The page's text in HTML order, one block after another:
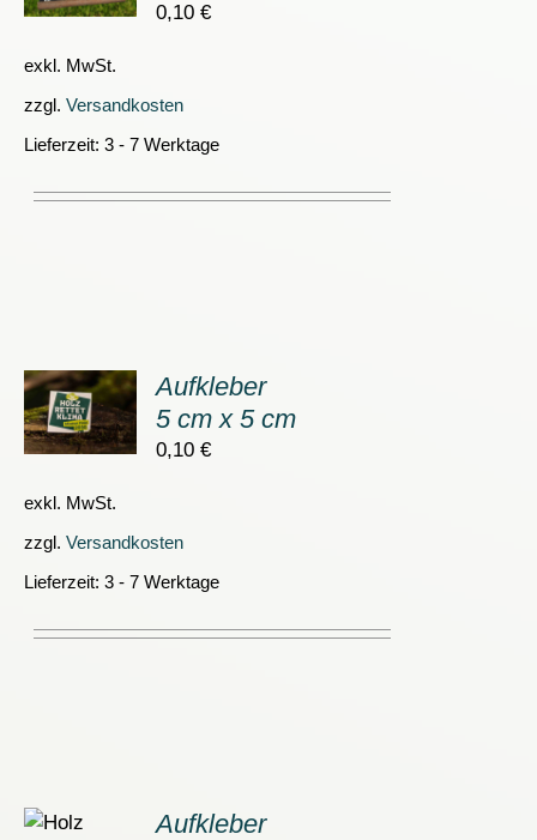
0,10€
exkl. MwSt.
zzgl. Versandkosten
Lieferzeit: 3 - 7 Werktage
Aufkleber
5 cm x 5 cm
0,10€
exkl. MwSt.
zzgl. Versandkosten
Lieferzeit: 3 - 7 Werktage
Aufkleber